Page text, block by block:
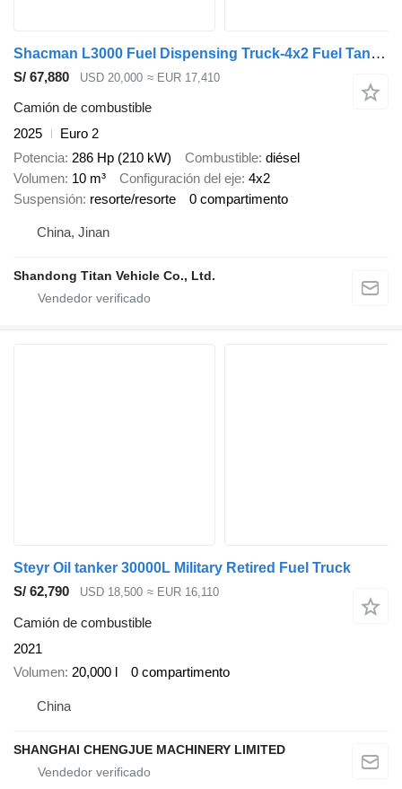
Shacman L3000 Fuel Dispensing Truck-4x2 Fuel Tanker Truck
S/ 67,880 USD 20,000 ≈ EUR 17,410
Camión de combustible
2025
Euro 2
Potencia 286 Hp (210 kW) Combustible diésel
Volumen 10 m³ Configuración del eje 4x2
Suspensión resorte/resorte 0 compartimento
China, Jinan
Shandong Titan Vehicle Co., Ltd.
Steyr Oil tanker 30000L Military Retired Fuel Truck
S/ 62,790
USD 18,500 ≈ EUR 16,110
Camión de combustible
2021
Volumen 20,000 l 0 compartimento
China
SHANGHAI CHENGJUE MACHINERY LIMITED